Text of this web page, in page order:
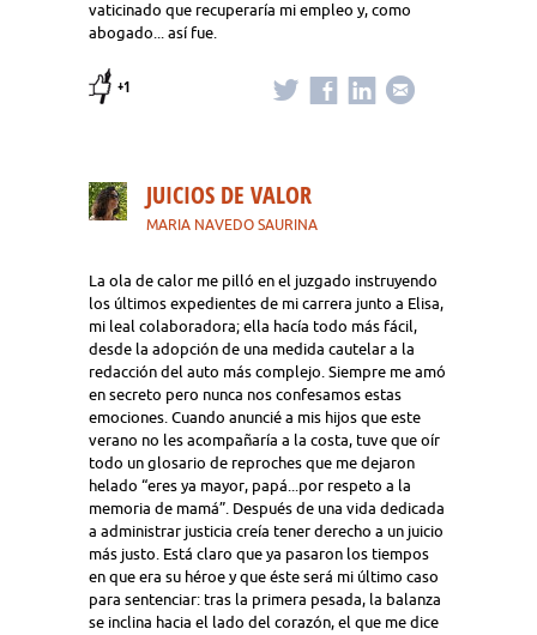
vaticinado que recuperaría mi empleo y, como
abogado... así fue.
+1
JUICIOS DE VALOR
MARIA NAVEDO SAURINA
La ola de calor me pilló en el juzgado instruyendo
los últimos expedientes de mi carrera junto a Elisa,
mi leal colaboradora; ella hacía todo más fácil,
desde la adopción de una medida cautelar a la
redacción del auto más complejo. Siempre me amó
en secreto pero nunca nos confesamos estas
emociones. Cuando anuncié a mis hijos que este
verano no les acompañaría a la costa, tuve que oír
todo un glosario de reproches que me dejaron
helado “eres ya mayor, papá...por respeto a la
memoria de mamá”. Después de una vida dedicada
a administrar justicia creía tener derecho a un juicio
más justo. Está claro que ya pasaron los tiempos
en que era su héroe y que éste será mi último caso
para sentenciar: tras la primera pesada, la balanza
se inclina hacia el lado del corazón, el que me dice